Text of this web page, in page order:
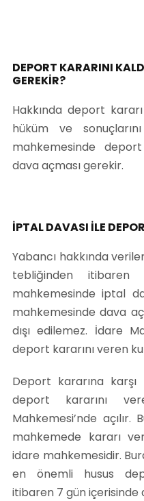
DEPORT KARARINI
GEREKİR?
Hakkında deport
hüküm ve
mahkemesinde
dava açması gerekir.
İPTAL DAVASI İLE
Yabancı hakkında
tebliğinden
mahkemesinde iptal
mahkemesinde dava
dışı edilemez. İdare
deport kararını veren
Deport kararına
deport kararını
Mahkemesi’nde
mahkemede kararı
idare mahkemesidir.
en önemli husus
itibaren 7 gün içerisinde